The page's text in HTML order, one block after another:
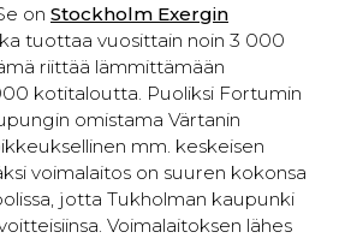
on Stockholm Exergin
tuottaa vuosittain noin 3 000
riittää lämmittämään
kotitaloutta. Puoliksi Fortumin
omistama Värtanin
mm. keskeisen
voimalaitos on suuren kokonsa
jotta Tukholman kaupunki
Voimalaitoksen lähes